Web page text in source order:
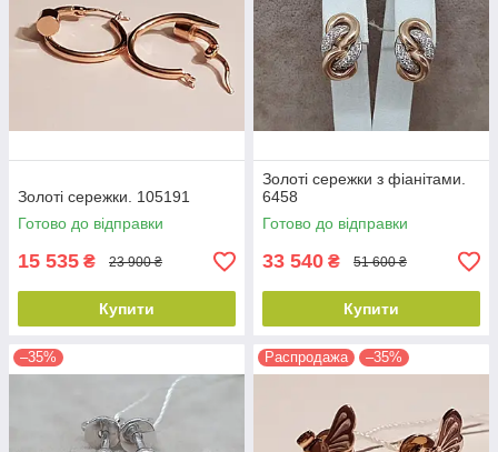
Золоті сережки. 105191
Готово до відправки
15 535 ₴ 23 900 ₴
Купити
Золоті сережки з фіанітами.
6458
Готово до відправки
33 540 ₴ 51 600 ₴
Купити
–35% Распродажа –35%